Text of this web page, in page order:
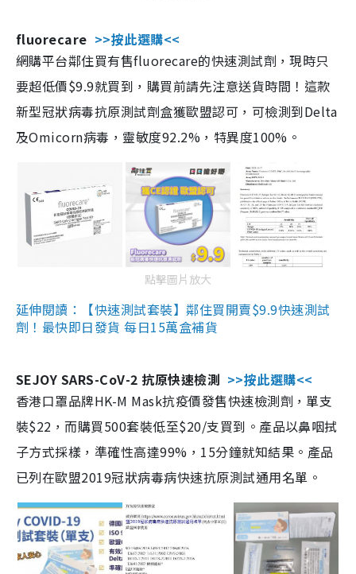
fluorecare >>按此選購<<
網購平台鄰住買有售fluorecare的快速測試劑，現時只
要超低價$9.9就買到，購買前請先注意送貨時間！這款
新型冠狀病毒抗原測試劑盒獲歐盟認可，可檢測到Delta
及Omicorn病毒，靈敏度92.2%，特異度100%。
點擊圖片放大
延伸閱讀：【快速測試套裝】鄰住買開賣$9.9快速測試
劑！最快即日發貨 每日15萬盒補貨
SEJOY SARS-CoV-2 抗原快速檢測 >>按此選購<<
香港口罩品牌HK-M Mask抗疫價發售快速檢測劑，單支
裝$22，而購買500套裝低至$20/支買到。產品以鼻咽拭
子方式採樣，準確性高達99%，15分鐘就知結果。產品
已列在歐盟2019冠狀病毒病快速抗原測試通用名單。